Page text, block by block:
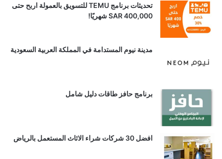
تحديثات برنامج TEMU للتسويق بالعمولة اربح حتى
SAR 400,000 شهريًا!
مدينة نيوم المستدامة في المملكة العربية السعودية
برنامج حافز طاقات دليل شامل
افضل 30 شركات شراء الاثاث المستعمل بالرياض